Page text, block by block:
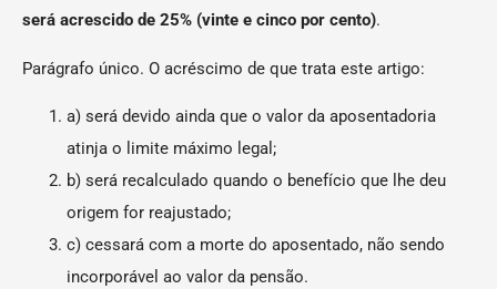
será acrescido de 25% (vinte e cinco por cento).
Parágrafo único. O acréscimo de que trata este artigo:
a) será devido ainda que o valor da aposentadoria
atinja o limite máximo legal;
b) será recalculado quando o benefício que lhe deu
origem for reajustado;
c) cessará com a morte do aposentado, não sendo
incorporável ao valor da pensão.